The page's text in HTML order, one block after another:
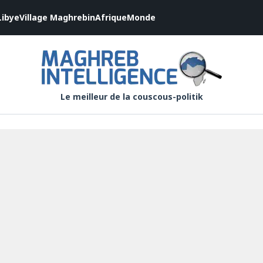
Village MaghrebinAfriqueMonde
Le meilleur de la couscous-politik